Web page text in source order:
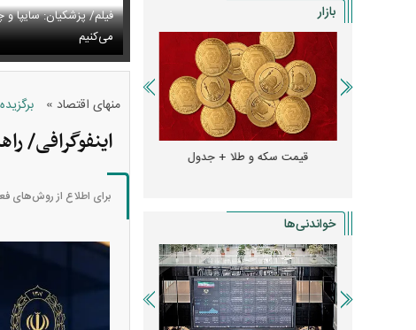
اگر ارز ترجیحی را حذف نمی‌کردیم، قطعاً قحطی
فیلم/ پزشکیان: سایپا
می‌کنیم
جدید صابر ابر در فضای مجازی پربازدید شد عکس دیده‌نشده
منهای اقتصاد »
اینفوگرافی/
برای اطلاع از روش‌های
بازار
قیمت سکه و طلا + جدول قیمت دلار، یورو و سایر
خواندنی‌ها